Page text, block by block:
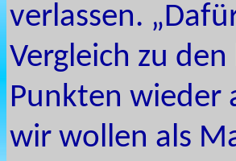
verlassen.
Vergleich zu
Punkten wieder
wir wollen als